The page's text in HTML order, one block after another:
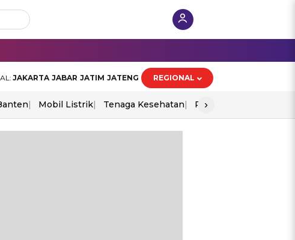
JAKARTA JABAR JATIM JATENG REGIONAL
Mobil Listrik Tenaga Kesehatan Perang As-Iran
›